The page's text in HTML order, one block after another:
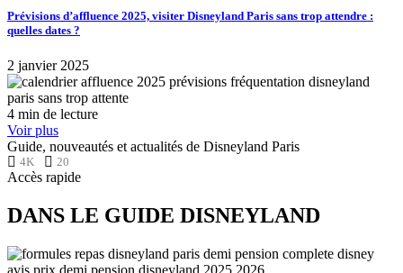
Prévisions d’affluence 2025, visiter Disneyland Paris sans trop attendre :
quelles dates ?
2 janvier 2025
4 min de lecture
Voir plus
Guide, nouveautés et actualités de Disneyland Paris
4K 20
Accès rapide
DANS LE GUIDE DISNEYLAND